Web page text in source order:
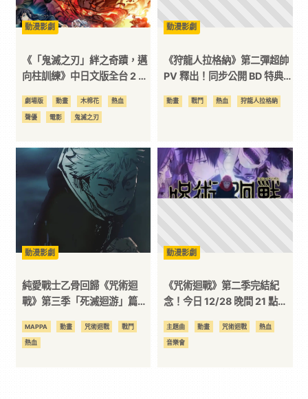
動漫影劇
《「鬼滅之刃」絆之奇蹟，邁
向柱訓練》中日文版全台 2 月
劇場版 動畫 木棉花 熱血
聲優 電影 鬼滅之刃
動漫影劇
《狩龍人拉格納》第二彈超帥
PV 釋出！同步公開 BD 特典
動畫 戰鬥 熱血 狩龍人拉格納
動漫影劇
純愛戰士乙骨回歸《咒術迴
戰》第三季「死滅迴游」篇製
MAPPA 動畫 咒術迴戰 戰鬥
熱血
動漫影劇
《咒術迴戰》第二季完結紀
念！今日 12/28 晚間 21 點舉
主題曲 動畫 咒術迴戰 熱血
音樂會